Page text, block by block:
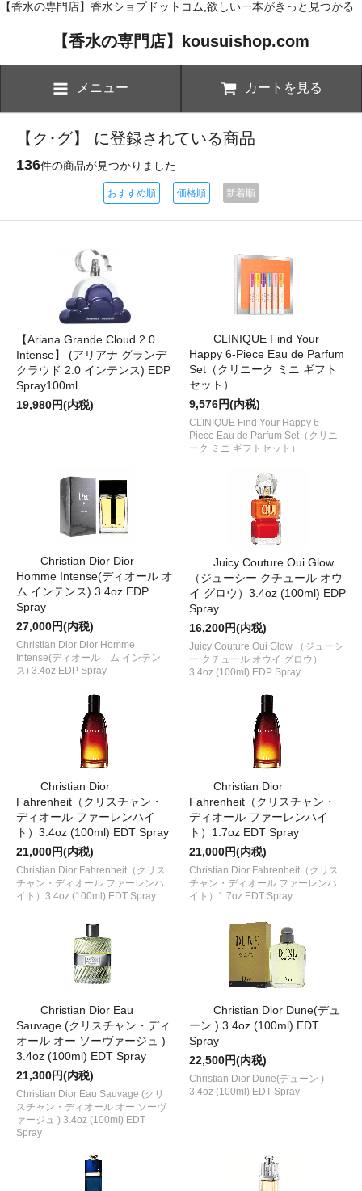
【香水の専門店】香水ショプドットコム,欲しい一本がきっと見つかる
【香水の専門店】kousuishop.com
メニュー カートを見る
【ク･グ】 に登録されている商品
136件の商品が見つかりました
おすすめ順 価格順 新着順
【Ariana Grande Cloud 2.0
Intense】 (アリアナ グランデ
クラウド 2.0 インテンス) EDP
Spray100ml
19,980円(内税)
CLINIQUE Find Your
Happy 6-Piece Eau de Parfum
Set（クリニーク ミニ ギフト
セット）
9,576円(内税)
CLINIQUE Find Your Happy 6-
Piece Eau de Parfum Set（クリニ
ーク ミニ ギフトセット）
Christian Dior Dior
Homme Intense(ディオール オ
ム インテンス) 3.4oz EDP
Spray
27,000円(内税)
Christian Dior Dior Homme
Intense(ディオール ム インテン
ス) 3.4oz EDP Spray
Juicy Couture Oui Glow
（ジューシー クチュール オウ
イ グロウ）3.4oz (100ml) EDP
Spray
16,200円(内税)
Juicy Couture Oui Glow （ジューシ
ー クチュール オウイ グロウ）
3.4oz (100ml) EDP Spray
Christian Dior
Fahrenheit（クリスチャン・
ディオール ファーレンハイ
ト）3.4oz (100ml) EDT Spray
21,000円(内税)
Christian Dior Fahrenheit（クリス
チャン・ディオール ファーレンハ
イト）3.4oz (100ml) EDT Spray
Christian Dior
Fahrenheit（クリスチャン・
ディオール ファーレンハイ
ト）1.7oz EDT Spray
21,000円(内税)
Christian Dior Fahrenheit（クリス
チャン・ディオール ファーレンハ
イト）1.7oz EDT Spray
Christian Dior Eau
Sauvage (クリスチャン・ディ
オール オー ソーヴァージュ )
3.4oz (100ml) EDT Spray
21,300円(内税)
Christian Dior Eau Sauvage (クリ
スチャン・ディオール オー ソーヴ
ァージュ ) 3.4oz (100ml) EDT
Spray
Christian Dior Dune(デュ
ーン ) 3.4oz (100ml) EDT
Spray
22,500円(内税)
Christian Dior Dune(デューン )
3.4oz (100ml) EDT Spray